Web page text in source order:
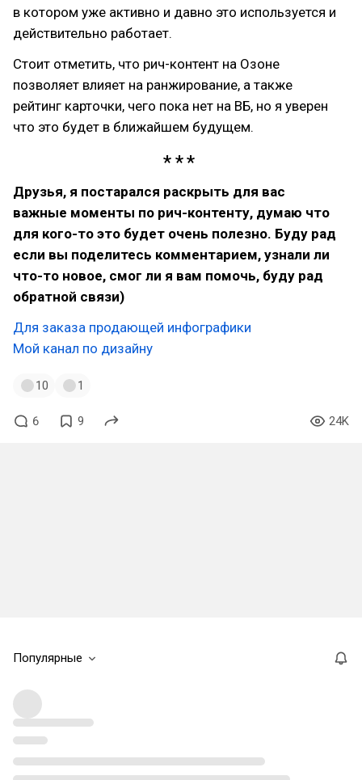
в котором уже активно и давно это используется и
действительно работает.
Стоит отметить, что рич-контент на Озоне
позволяет влияет на ранжирование, а также
рейтинг карточки, чего пока нет на ВБ, но я уверен
что это будет в ближайшем будущем.
Друзья, я постарался раскрыть для вас
важные моменты по рич-контенту, думаю что
для кого-то это будет очень полезно. Буду рад
если вы поделитесь комментарием, узнали ли
что-то новое, смог ли я вам помочь, буду рад
обратной связи)
Для заказа продающей инфографики
Мой канал по дизайну
10 1
6 9 24K
Популярные